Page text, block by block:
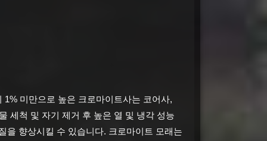
미만으로 높은 크로마이트사는 코어사,
세척 및 자기 제거 후 높은 열 및 냉각 성능
을 향상시킬 수 있습니다. 크로마이트 모래는